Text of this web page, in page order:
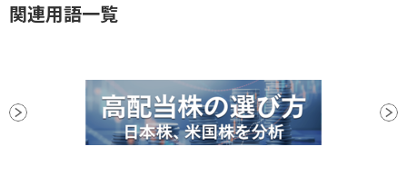
関連用語一覧